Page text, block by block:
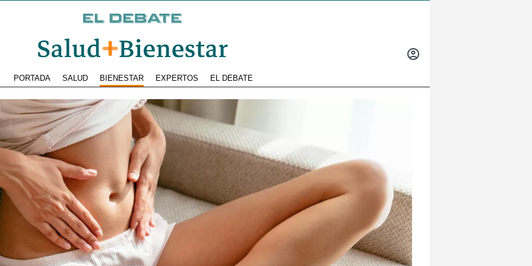
PORTADA SALUD BIENESTAR EXPERTOS EL DEBATE